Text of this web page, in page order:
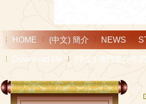
HOME (中文) 簡介 NEWS
Download file (中文) 澳門青少年